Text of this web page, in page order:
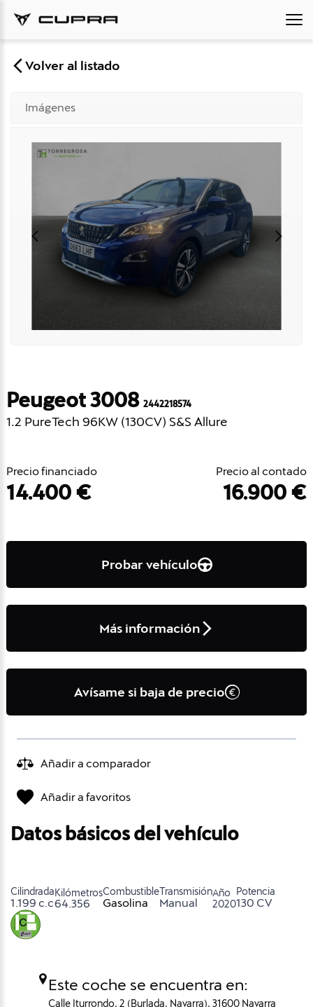
Volver al listado
Imágenes
Peugeot 3008 2442218574
1.2 PureTech 96KW (130CV) S&S Allure
Precio financiado
14.400 €
Precio al contado
16.900 €
Probar vehículo
Más información
Avísame si baja de precio
Añadir a comparador
Añadir a favoritos
Datos básicos del vehículo
Cilindrada
1.199 c.c
Kilómetros
64.356
Combustible
Gasolina
Transmisión
Manual
Año
2020
Potencia
130 CV
Este coche se encuentra en:
Calle Iturrondo, 2 (Burlada, Navarra), 31600 Navarra